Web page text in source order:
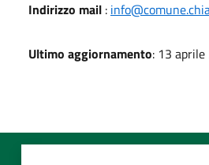
Indirizzo mail :
Ultimo aggiornamento: 13